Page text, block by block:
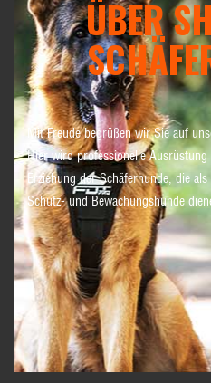
ÜBER
Mit Freude begrüßen wir Sie auf
Hier wird professionelle
Erziehung der Schäferhunde, die
Schutz- und Bewachungshunde